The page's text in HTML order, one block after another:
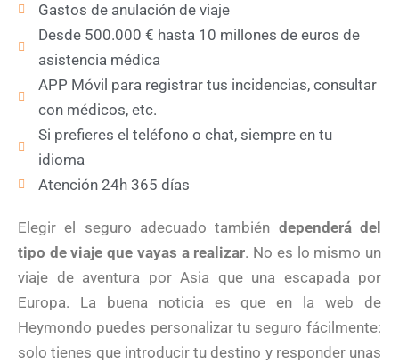
Gastos de anulación de viaje
Desde 500.000 € hasta 10 millones de euros de
asistencia médica
APP Móvil para registrar tus incidencias, consultar
con médicos, etc.
Si prefieres el teléfono o chat, siempre en tu
idioma
Atención 24h 365 días
Elegir el seguro adecuado también dependerá del
tipo de viaje que vayas a realizar. No es lo mismo un
viaje de aventura por Asia que una escapada por
Europa. La buena noticia es que en la web de
Heymondo puedes personalizar tu seguro fácilmente:
solo tienes que introducir tu destino y responder unas